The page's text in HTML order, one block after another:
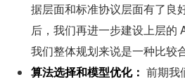
据层面和标准协议层面有了良
后，我们再进一步建设上层的
我们整体规划来说是一种比较
算法选择和模型优化： 前期我